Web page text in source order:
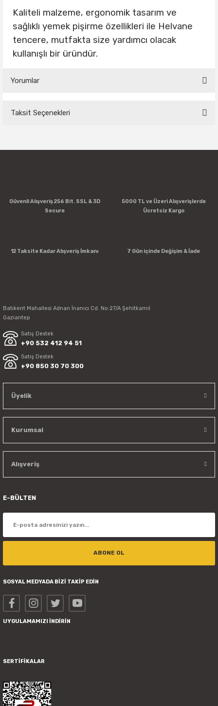
Kaliteli malzeme, ergonomik tasarım ve
sağlıklı yemek pişirme özellikleri ile Helvane
tencere, mutfakta size yardımcı olacak
kullanışlı bir üründür.
Yorumlar
Yorum Yaz
Taksit Seçenekleri
Güvenli Alışveriş 256 Bit. SSL & 3D
Secure
5000 TL ve Üzeri Alışverişlerde
Ücretsiz Kargo
12 Taksite Kadar Alışveriş İmkanı 7 Gün içinde Değişim & İade
Batıkent Mahallesi Adnan İnanıcı Cd. No:27/A Şehitkamil
Gaziantep
Satış Destek
+90 532 412 94 51
Satış Destek
+90 850 30 70 300
Üyelik
Kurumsal
Alışveriş
E-BÜLTEN
ABONE OL
SOSYAL MEDYADA BİZİ TAKİP EDİN
UYGULAMAMIZI İNDİRİN
SERTİFİKALAR